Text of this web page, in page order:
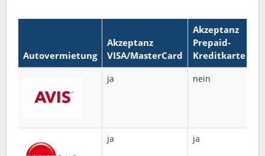
Autovermietung
Akzeptanz
VISA/MasterCard
Akzeptanz
Prepaid-
Kreditkarte
ja nein
ja ja